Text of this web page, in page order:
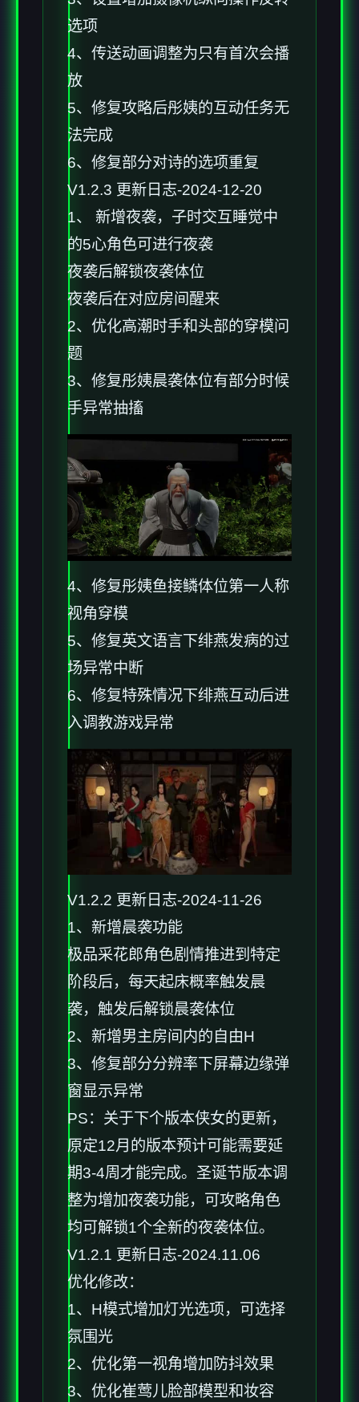
选项
4、传送动画调整为只有首次会播
放
5、修复攻略后彤姨的互动任务无
法完成
6、修复部分对诗的选项重复
V1.2.3 更新日志-2024-12-20
1、 新增夜袭，子时交互睡觉中
的5心角色可进行夜袭
夜袭后解锁夜袭体位
夜袭后在对应房间醒来
2、优化高潮时手和头部的穿模问
题
3、修复彤姨晨袭体位有部分时候
手异常抽搐
4、修复彤姨鱼接鳞体位第一人称
视角穿模
5、修复英文语言下绯燕发病的过
场异常中断
6、修复特殊情况下绯燕互动后进
入调教游戏异常
V1.2.2 更新日志-2024-11-26
1、新增晨袭功能
极品采花郎角色剧情推进到特定
阶段后，每天起床概率触发晨
袭，触发后解锁晨袭体位
2、新增男主房间内的自由H
3、修复部分分辨率下屏幕边缘弹
窗显示异常
PS：关于下个版本侠女的更新，
原定12月的版本预计可能需要延
期3-4周才能完成。圣诞节版本调
整为增加夜袭功能，可攻略角色
均可解锁1个全新的夜袭体位。
V1.2.1 更新日志-2024.11.06
优化修改：
1、H模式增加灯光选项，可选择
氛围光
2、优化第一视角增加防抖效果
3、优化崔莺儿脸部模型和妆容